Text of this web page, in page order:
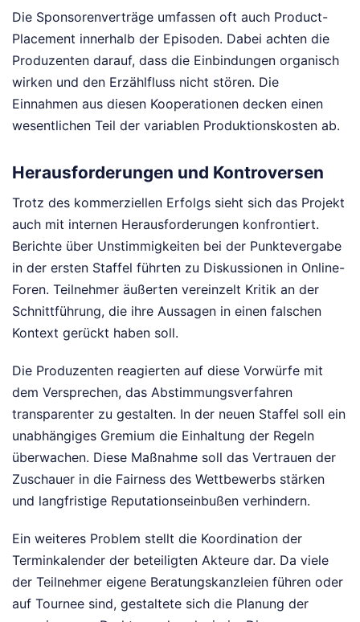
Die Sponsorenverträge umfassen oft auch Product-
Placement innerhalb der Episoden. Dabei achten die
Produzenten darauf, dass die Einbindungen organisch
wirken und den Erzählfluss nicht stören. Die
Einnahmen aus diesen Kooperationen decken einen
wesentlichen Teil der variablen Produktionskosten ab.
Herausforderungen und Kontroversen
Trotz des kommerziellen Erfolgs sieht sich das Projekt
auch mit internen Herausforderungen konfrontiert.
Berichte über Unstimmigkeiten bei der Punktevergabe
in der ersten Staffel führten zu Diskussionen in Online-
Foren. Teilnehmer äußerten vereinzelt Kritik an der
Schnittführung, die ihre Aussagen in einen falschen
Kontext gerückt haben soll.
Die Produzenten reagierten auf diese Vorwürfe mit
dem Versprechen, das Abstimmungsverfahren
transparenter zu gestalten. In der neuen Staffel soll ein
unabhängiges Gremium die Einhaltung der Regeln
überwachen. Diese Maßnahme soll das Vertrauen der
Zuschauer in die Fairness des Wettbewerbs stärken
und langfristige Reputationseinbußen verhindern.
Ein weiteres Problem stellt die Koordination der
Terminkalender der beteiligten Akteure dar. Da viele
der Teilnehmer eigene Beratungskanzleien führen oder
auf Tournee sind, gestaltete sich die Planung der